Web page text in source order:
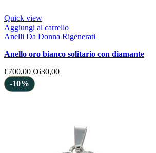
Quick view
Aggiungi al carrello
Anelli Da Donna Rigenerati
anello oro bianco solitario con diamante
€700,00 €630,00
-10%